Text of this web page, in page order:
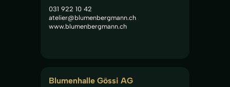
031 922 10 42
atelier@blumenbergmann.ch
www.blumenbergmann.ch
Blumenhalle Gössi AG